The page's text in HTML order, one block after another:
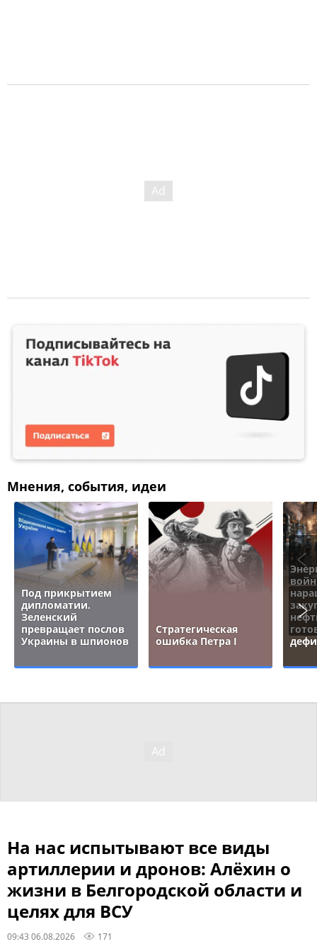
Мнения, события, идеи
Под прикрытием
дипломатии.
Зеленский
превращает послов
Украины в шпионов
Стратегическая
ошибка Петра I
На нас испытывают все виды
артиллерии и дронов: Алёхин о
жизни в Белгородской области и
целях для ВСУ
09:43 06.08.2026 171